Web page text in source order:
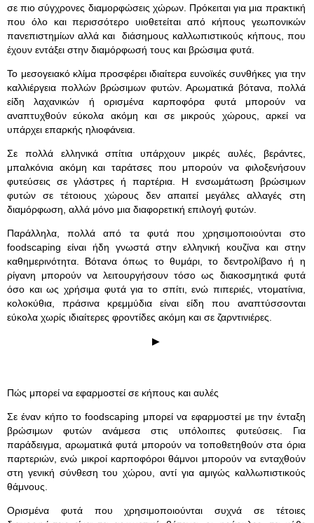
σε πιο σύγχρονες διαμορφώσεις χώρων. Πρόκειται για μια πρακτική
που όλο και περισσότερο υιοθετείται από κήπους γεωπονικών
πανεπιστημίων αλλά και διάσημους καλλωπιστικούς κήπους, που
έχουν εντάξει στην διαμόρφωσή τους και βρώσιμα φυτά.
Το μεσογειακό κλίμα προσφέρει ιδιαίτερα ευνοϊκές συνθήκες για την
καλλιέργεια πολλών βρώσιμων φυτών. Αρωματικά βότανα, πολλά
είδη λαχανικών ή ορισμένα καρποφόρα φυτά μπορούν να
αναπτυχθούν εύκολα ακόμη και σε μικρούς χώρους, αρκεί να
υπάρχει επαρκής ηλιοφάνεια.
Σε πολλά ελληνικά σπίτια υπάρχουν μικρές αυλές, βεράντες,
μπαλκόνια ακόμη και ταράτσες που μπορούν να φιλοξενήσουν
φυτεύσεις σε γλάστρες ή παρτέρια. Η ενσωμάτωση βρώσιμων
φυτών σε τέτοιους χώρους δεν απαιτεί μεγάλες αλλαγές στη
διαμόρφωση, αλλά μόνο μια διαφορετική επιλογή φυτών.
Παράλληλα, πολλά από τα φυτά που χρησιμοποιούνται στο
foodscaping είναι ήδη γνωστά στην ελληνική κουζίνα και στην
καθημερινότητα. Βότανα όπως το θυμάρι, το δεντρολίβανο ή η
ρίγανη μπορούν να λειτουργήσουν τόσο ως διακοσμητικά φυτά
όσο και ως χρήσιμα φυτά για το σπίτι, ενώ πιπεριές, ντοματίνια,
κολοκύθια, πράσινα κρεμμύδια είναι είδη που αναπτύσσονται
εύκολα χωρίς ιδιαίτερες φροντίδες ακόμη και σε ζαρντινιέρες.
▶
Πώς μπορεί να εφαρμοστεί σε κήπους και αυλές
Σε έναν κήπο το foodscaping μπορεί να εφαρμοστεί με την ένταξη
βρώσιμων φυτών ανάμεσα στις υπόλοιπες φυτεύσεις. Για
παράδειγμα, αρωματικά φυτά μπορούν να τοποθετηθούν στα όρια
παρτεριών, ενώ μικροί καρποφόροι θάμνοι μπορούν να ενταχθούν
στη γενική σύνθεση του χώρου, αντί για αμιγώς καλλωπιστικούς
θάμνους.
Ορισμένα φυτά που χρησιμοποιούνται συχνά σε τέτοιες